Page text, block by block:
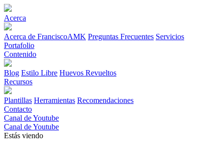
Acerca
Acerca de FranciscoAMK Preguntas Frecuentes Servicios
Portafolio
Contenido
Blog Estilo Libre Huevos Revueltos
Recursos
Plantillas Herramientas Recomendaciones
Contacto
Canal de Youtube
Canal de Youtube
Estás viendo